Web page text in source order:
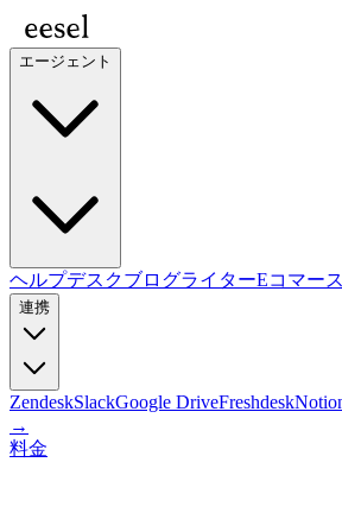
エージェント
ヘルプデスクブログライターEコマース
連携
ZendeskSlackGoogle DriveFreshdesk
→
料金